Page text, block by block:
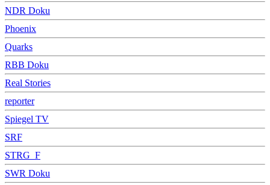
NDR Doku
Phoenix
Quarks
RBB Doku
Real Stories
reporter
Spiegel TV
SRF
STRG_F
SWR Doku